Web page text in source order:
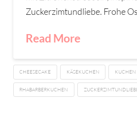
Zuckerzimtundliebe. Frohe
Read More
CHEESECAKE KÄSEKUCHEN KUCHEN
RHABARBERKUCHEN